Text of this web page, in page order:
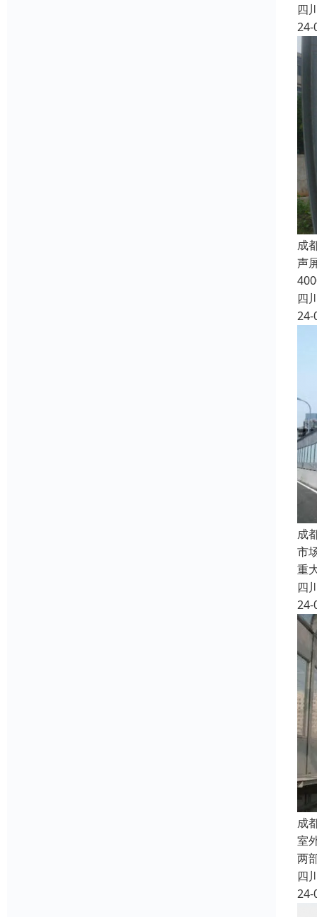
四
24-
成
声
四
24-
成
市
重
四
24-
成
室
两
四
24-